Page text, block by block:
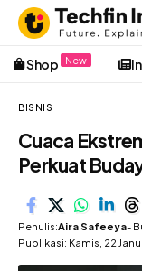
Shop New
BISNIS
Cuaca
Perkuat
Penulis:Aira Safeeya-
Publikasi: Kamis, 22